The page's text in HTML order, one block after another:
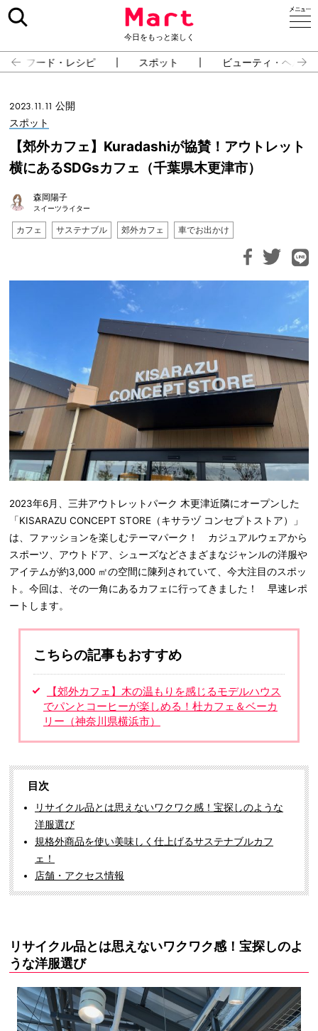
今日をもっと楽しく
フード・レシピ スポット ビューティ・ヘルス
2023.11.11 公開
スポット
【郊外カフェ】Kuradashiが協賛！アウトレット
横にあるSDGsカフェ（千葉県木更津市）
森岡陽子
スイーツライター
カフェ サステナブル 郊外カフェ 車でお出かけ
2023年6月、三井アウトレットパーク 木更津近隣にオープンした
「KISARAZU CONCEPT STORE（キサラヅ コンセプトストア）」
は、ファッションを楽しむテーマパーク！ カジュアルウェアから
スポーツ、アウトドア、シューズなどさまざまなジャンルの洋服や
アイテムが約3,000 ㎡の空間に陳列されていて、今大注目のスポッ
ト。今回は、その一角にあるカフェに行ってきました！ 早速レポ
ートします。
こちらの記事もおすすめ
【郊外カフェ】木の温もりを感じるモデルハウス
でパンとコーヒーが楽しめる！杜カフェ＆ベーカ
リー（神奈川県横浜市）
目次
リサイクル品とは思えないワクワク感！宝探しのような
洋服選び
規格外商品を使い美味しく仕上げるサステナブルカフ
ェ！
店舗・アクセス情報
リサイクル品とは思えないワクワク感！宝探しのよ
うな洋服選び